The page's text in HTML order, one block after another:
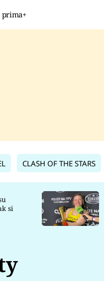
prima+
CLASH OF THE STARS
si